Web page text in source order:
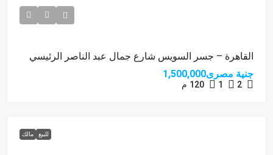
القاهرة – جسر السويس شارع جمال عبد الناصر الرئيسي
جنية مصرى1,500,000
2
1
120 م
للبيع مالك